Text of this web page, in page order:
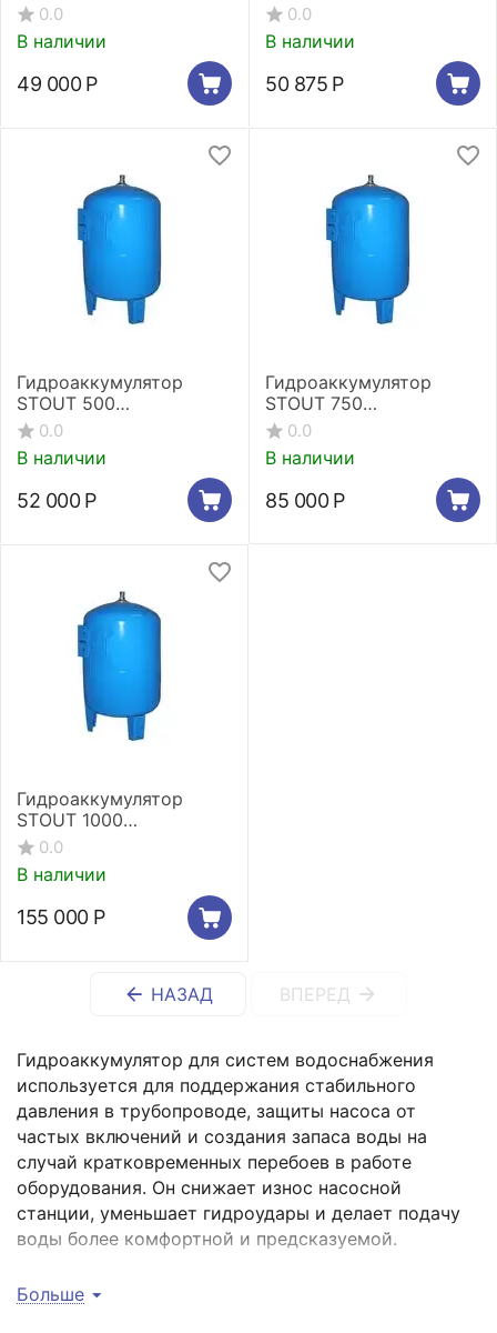
Гидроаккумулятор для систем водоснабжения
используется для поддержания стабильного
давления в трубопроводе, защиты насоса от
частых включений и создания запаса воды на
случай кратковременных перебоев в работе
оборудования. Он снижает износ насосной
станции, уменьшает гидроудары и делает подачу
воды более комфортной и предсказуемой.
компенсируют тепловое расширение
Больше
0.0
В наличии
49 000 Р
0.0
В наличии
50 875 Р
Гидроаккумулятор
STOUT 500
вертикальный
0.0
В наличии
52 000 Р
Гидроаккумулятор
STOUT 750
вертикальный
0.0
В наличии
85 000 Р
Гидроаккумулятор
STOUT 1000
вертикальный
0.0
В наличии
155 000 Р
НАЗАД ВПЕРЕД